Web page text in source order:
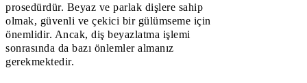
prosedürdür. Beyaz ve parlak dişlere sahip
olmak, güvenli ve çekici bir gülümseme için
önemlidir. Ancak, diş beyazlatma işlemi
sonrasında da bazı önlemler almanız
gerekmektedir.